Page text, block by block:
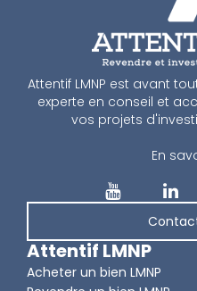
Attentif LMNP est avant
experte en conseil et
vos projets
En
Attentif LMNP
Acheter un bien LMNP